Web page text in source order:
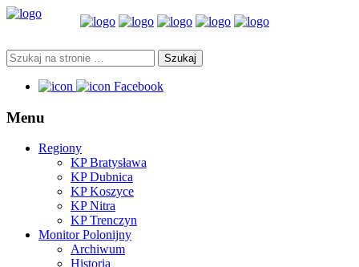
Facebook
Menu
Regiony
KP Bratysława
KP Dubnica
KP Koszyce
KP Nitra
KP Trenczyn
Monitor Polonijny
Archiwum
Historia